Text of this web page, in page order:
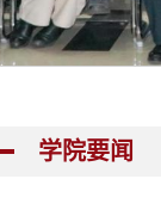
学院要闻